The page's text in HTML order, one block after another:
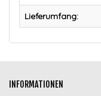
Lieferumfang:
INFORMATIONEN